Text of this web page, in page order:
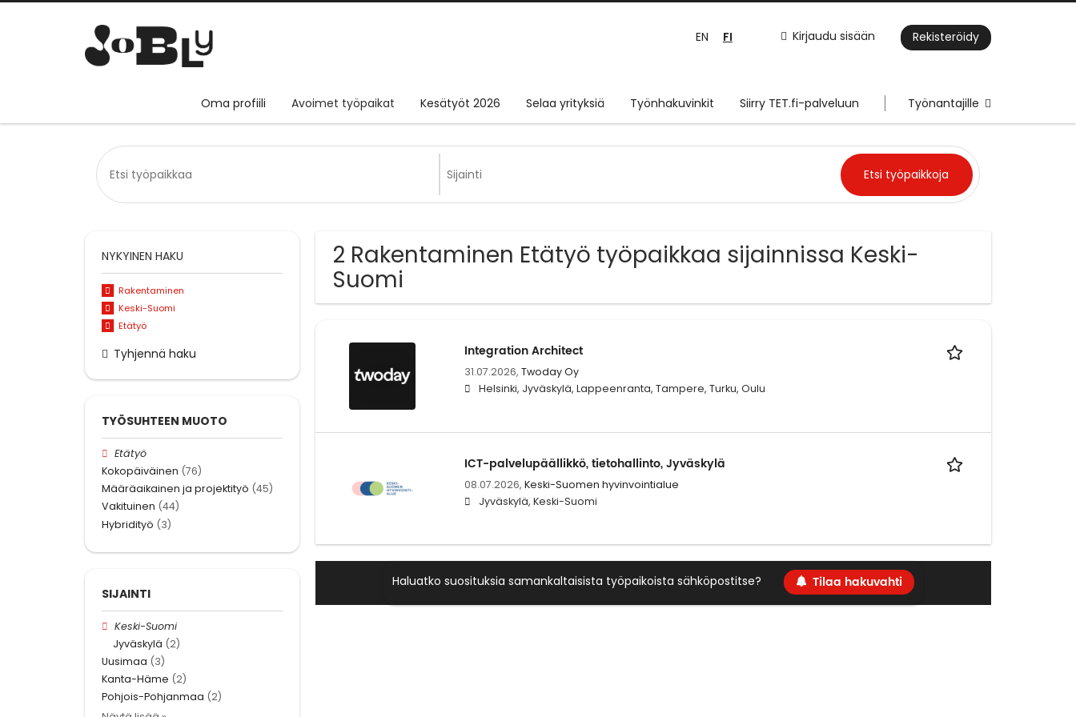
Kirjaudu sisään Rekisteröidy
EN FI
Oma profiili Avoimet työpaikat Kesätyöt 2026 Selaa yrityksiä Työnhakuvinkit Siirry TET.fi-palveluun Työnantajille
2 Rakentaminen Etätyö työpaikkaa sijainnissa Keski-
Suomi
Integration Architect
31.07.2026, Twoday Oy
Helsinki, Jyväskylä, Lappeenranta, Tampere, Turku, Oulu
ICT-palvelupäällikkö, tietohallinto, Jyväskylä
08.07.2026, Keski-Suomen hyvinvointialue
Jyväskylä, Keski-Suomi
Haluatko suosituksia samankaltaisista työpaikoista sähköpostitse? Tilaa hakuvahti
NYKYINEN HAKU
Rakentaminen
Keski-Suomi
Etätyö
Tyhjennä haku
TYÖSUHTEEN MUOTO
Etätyö
Kokopäiväinen (76)
Määräaikainen ja projektityö (45)
Vakituinen (44)
Hybridityö (3)
SIJAINTI
Keski-Suomi
Jyväskylä (2)
Uusimaa (3)
Kanta-Häme (2)
Pohjois-Pohjanmaa (2)